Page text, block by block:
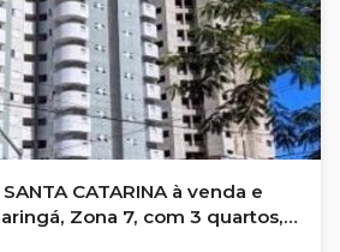
CATARINA à venda e
Zona 7, com 3 quartos,